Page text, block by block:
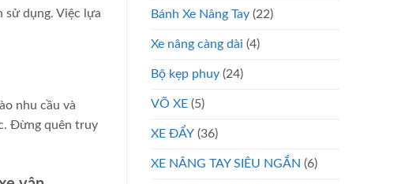
sử dụng. Việc lựa
nhu cầu và
Đừng quên truy
Bánh Xe Nâng Tay (22)
Xe nâng càng dài (4)
Bộ kẹp phuy (24)
VÕ XE (5)
XE ĐẨY (36)
XE NÂNG TAY SIÊU NGẮN (6)